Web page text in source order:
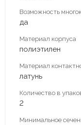
Возможность
да
Материал корпуса
полиэтилен
Материал
латунь
Количество в
2
Минимальное